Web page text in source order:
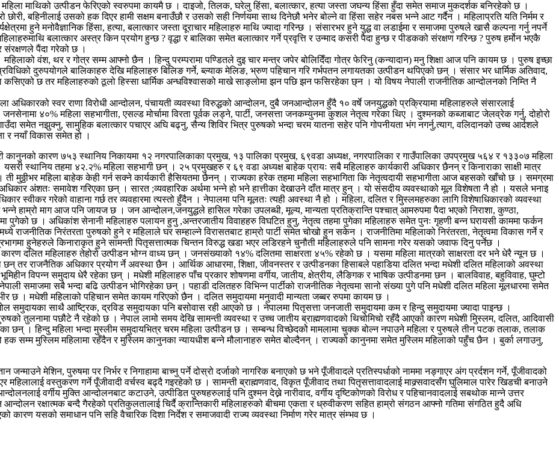
माथिको उत्पीडन फेरिएको स्वरुपमा कायमै छ । दाइजो, तिलक, घरेलु हिंसा, बलात्कार, हत्या जस्ता जघन्य हिंसा हुँदा समेत समाज मुकदर्शक बनिरहेको छ ।
बहिनीलाई उसको हक दिएर हामी सक्षम बनाउँछौ र उसको सही निर्णयमा साथ दिनेछौ भनेर बोल्ने वा हिंसा सहेर नबस भन्ने आट गर्दैन । महिलाप्रति यति निर्मम र
हुने मनोवैज्ञानिक हिंसा, हत्या, बलात्कार जस्ता दूराचार महिलाहरु माथि ज्यादा गरिन्छ । संसारभर हुने युद्ध वा लडाईमा र समाजमा पुरुषले खासै कल्पना गर्नु नपर्ने
बलात्कार अस्त्र किन प्रयोग हुन्छ ? वृद्धा र बालिका समेत बलात्कार गर्ने प्रवृत्ति र उन्माद कसरी पैदा हुन्छ र पीडकको संरक्षण गरिन्छ ? पुरुष हर्मोन भएकै
संरक्षणले पैंदा गरेको छ ।
वंश, थर र गोत्र सम्म आफ्नो छैन । हिन्दु परम्परामा पण्डितले दुइ चार मन्त्र जपेर बोलिदिँदा गोत्र फेरिनु (कन्यादान) मनु शिक्षा आज पनि कायम छ । पुरुष इच्छा
दुरुपयोगले बालिकाहरु देखि महिलाहरु बिलिङ गर्ने, ब्ल्याक मेलिङ, भ्रुण पहिचान गरि गर्भपतन लगायतका उत्पीडन थपिएको छन् । संसार भर धार्मिक अतिवाद,
छ तर महिलाहरुको ठूलो हिस्सा धार्मिक अन्धविश्वासको माखे साङ्लोमा झन पछि झन फसिरहेका छ्न । यो विषय नेपाली राजनीतिक आन्दोलनको निम्ति नै
अधिकारको स्वर राणा विरोधी आन्दोलन, पंचायती व्यवस्था विरुद्धको आन्दोलन, दुबै जनआन्दोलन हुँदै १० वर्षे जनयुद्धको प्रक्रियामा महिलाहरुले संसारलाई
४०% महिला सहभागीता, एसल्ड मोर्चामा विरता पूर्वक लड्ने, पार्टी, जनसत्ता जनकम्युनमा कुशल नेतृत्व गरेका थिए । दुश्मनको कब्जाबाट जेलव्रेक गर्नु, दोहोरो
समेत नझुक्नु, सामुहिक बलात्कार पचाएर अघि बढ्नु, सैन्य शिविर भित्र पुरुषको भन्दा चरम यातना सहेर पनि गोपनीयता भंग नगर्नु,त्याग, वलिदानको उच्च आर्दशले
र नयाँ विकास समेत हो ।
कानुनको कारण ७५३ स्थानिय निकायमा १२ नगरपालिकाका प्रमुख, १३ पालिका प्रमुख, ६९वडा अध्यक्ष, नगरपालिका र गाउँपालिका उपप्रमुख ५६४ र १३३०७ महिला
स्थानिय तहमा ४२.२% महिला सहभागी छन् । २५ प्रमुखहरु र ६९ वडा अध्यक्ष बाहेक प्रायः सबै महिलाहरु कार्यकारी अधिकार छैनन् र किनाराका साक्षी मात्र
मुठ्ठीभर महिला बाहेक केही गर्न सक्ने कार्यकारी हैसियतमा छैनन् । राज्यका हरेक तहमा महिला सहभागिता कि नेतृत्वदायी सहभागीता आज बहसको खाँचो छ । समग्रमा
अंशतः समावेश गरिएका छन् । सारत ;व्यवहारिक अर्थमा भन्ने हो भने हात्तीका देखाउने दाँत मात्र हुन् । यो संसदीय व्यवस्थाको मूल विशेषता नै हो । यसले भनाइ
स्वीकर गरेको वाहाना गर्छ तर व्यवहारमा त्यस्तो हुँदैन । नेपालमा पनि मूलतः त्यही अवस्था नै हो । महिला, दलित र मुिस्लमहरुका लागि विशेषाधिकारको व्यवस्था
भन्ने हाम्रो माग आज पनि जायज छ । जन आन्दोलन,जनयुद्धले हासिल गरेका उपलब्धी, मूल्य, मान्यता प्रतिक्रान्ति पश्चात् आमरुपमा पैदा भएको निराशा, कुण्ठा,
पुगेको छ । अधिकांश सेनानी महिलाहरु पलायन हुनु ,अन्तरजातीय विवाहहरु विघटित हुनु, नेतृत्व तहमा पुगेका महिलाहरु समेत पुनः गृहणी बन्न घरायसी काममा फर्कन
राजनीतिक निरंतरता पुरुषको हुने र महिलाले घर सम्हाल्ने विरासतबाट हाम्रो पार्टी समेत चोखो हुन सकेन । राजनीतिमा महिलाको निरंतरता, नेतृत्वमा विकास गर्ने र
हुनेहरुले किनाराकृत हुने सामन्ती पितृसत्तात्मक चिन्तन विरुद्ध खडा भएर लडिरहने चुनौती महिलाहरुले पनि सामना गरेर यसको जवाफ दिनु पर्नेछ ।
दलित महिलाहरु तेहोरो उत्पीडन भोग्न वाध्य छन् । जनसंख्याको १४% दलितमा साक्षरता ४५% रहेको छ । यसमा महिला मात्रको साक्षरता दर भने धेरै न्यून छ ।
छन् तर राजनैतिक अधिकार प्रयोग र्ने अवस्था छैन । आर्थिक आधारमा, शिक्षा, जीवनस्तर र उत्पीडनका हिसाबले पहाडिया दलित भन्दा मधेशी दलित महिलाको अवस्था
विपन्न समुदाय धेरै रहेका छन् । मधेशी महिलाहरु पाँच प्रकार शोषणमा वर्गीय, जातीय, क्षेत्रीय, लैङिगक र भाषिक उत्पीडनमा छन । बालविवाह, बहुविवाह, घुम्टो
समाजमा सबै भन्दा बढि उत्पीडन भोगिरहेका छन् । पहाडी दलितहरु विभिन्न पार्टीको राजनीतिक नेतृत्वमा सानो संख्या पुगे पनि मधेशी दलित महिला मूलधारमा समेत
छ । मधेशी महिलाको पहिचान समेत कायम गरिएको छैन । दलित समुदायमा मनुवादी मान्यता जब्बर रुपमा कायम छ ।
समुदायका साथै आष्ट्रिक, द्रविड समुदायका पनि बसोवास रही आएको छ । नेपालमा पितृसत्ता जनजाती समुदायमा कम र हिन्दु समुदायमा ज्यादा पाइन्छ ।
तुलनामा पछौटे नै रहेको छ । नेपाल लामो समय देखि सामन्ती व्यवस्था र उच्च जातीय ब्राह्मणवादको थिचोमिचो रहँदै आएको कारण मधेशी मुिस्लम, दलित, आदिवासी
छन् । हिन्दु महिला भन्दा मुस्लीम समुदायभित्र चरम महिला उत्पीडन छ । सम्बन्ध विच्छेदकोे मामलामा चुक्क बोल्न नपाउने महिला र पुरुषले तीन पटक तलाक, तलाक
सम्म मुस्लिम महिलामा रहँदैन र मुस्लिम कानुनका न्यायधीश बन्ने मौलानाहरु समेत बोल्दैनन् । राज्यको कानुनमा समेत मुस्लिम महिलाको पहुँच छैन । बुर्का लगाउनु,
मेशिन, पुरुषमा पर निर्भर र निगाहामा बाच्नु पर्ने दोस्रो दर्जाको नागरिक बनाएको छ भने पूँजीवादले प्रतिस्पर्धाको नाममा नङ्गाएर अंग प्रर्दशन गर्ने, पूँजीवादको
वस्तुकरण गर्ने पूँजीवादी वर्चस्व बढ्दै गइरहेको छ । सामन्ती ब्राह्मणवाद, विकृत पूँजीवाद तथा पितृसत्तावादलाई माक्र्सवादसँग घुलिमाल पारेर खिडची बनाउने
वर्गीय मुक्ति आन्दोलनबाट कटाउने, उत्पीडित पुरुषहरुलाई पनि दुश्मन देख्ने नारीवाद, वर्गीय दृष्टिकोणको विरोध र पहिचानवादलाई सबथोक मान्ने उत्तर
रक्षात्मक बन्दै गैरहेको प्रतिकुलतालाई चिर्दै क्रान्तिकारी महिलाहरुको बीचमा एकता र ध्रुवीकरण सहित हाम्रो संगठन आफ्नो गतिमा संगठित हुदै अधि
यसको समाधान पनि सहि वैचारिक दिशा निर्देश र समाजवादी राज्य व्यवस्था निर्माण गरेर मात्र संम्भव छ ।